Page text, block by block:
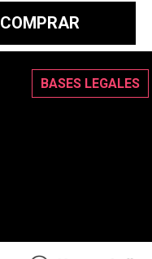
COMPRAR
BASES LEGALES